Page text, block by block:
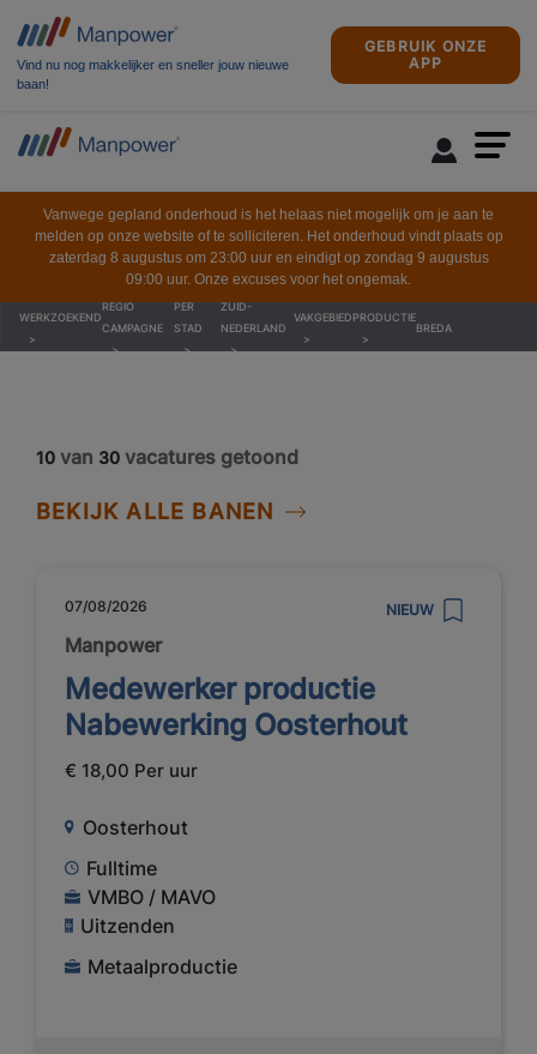
Vind nu nog makkelijker en sneller jouw nieuwe
baan!
GEBRUIK ONZE
APP
Vanwege gepland onderhoud is het helaas niet mogelijk om je aan te
melden op onze website of te solliciteren. Het onderhoud vindt plaats op
zaterdag 8 augustus om 23:00 uur en eindigt op zondag 9 augustus
09:00 uur. Onze excuses voor het ongemak.
WERKZOEKEND
REGIO
CAMPAGNE
PER
STAD
ZUID-
NEDERLAND
VAKGEBIEDPRODUCTIE
BREDA
BEKIJK ALLE BANEN
10 van 30 vacatures getoond
07/08/2026 NIEUW
Manpower
Medewerker productie
Nabewerking Oosterhout
€ 18,00 Per uur
Oosterhout
Fulltime
VMBO / MAVO
Uitzenden
Metaalproductie